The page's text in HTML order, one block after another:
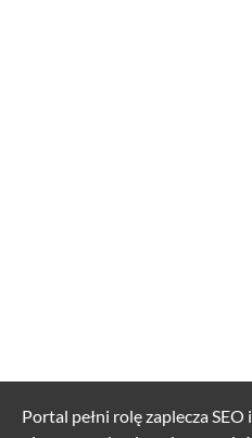
Portal pełni rolę zaplecza